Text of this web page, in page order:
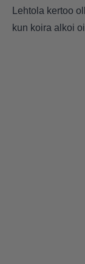
Lehtola kertoo
kun koira alkoi